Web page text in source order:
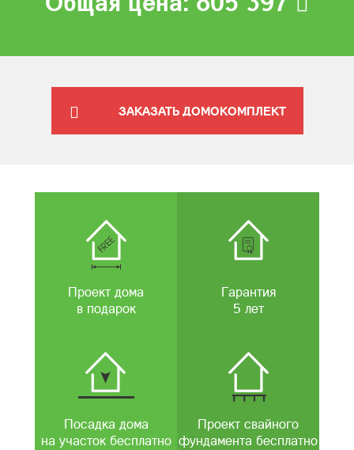
ЗАКАЗАТЬ ДОМОКОМПЛЕКТ
Проект дома
в подарок
Гарантия
5 лет
Посадка дома
на участок бесплатно
Проект свайного
фундамента бесплатно